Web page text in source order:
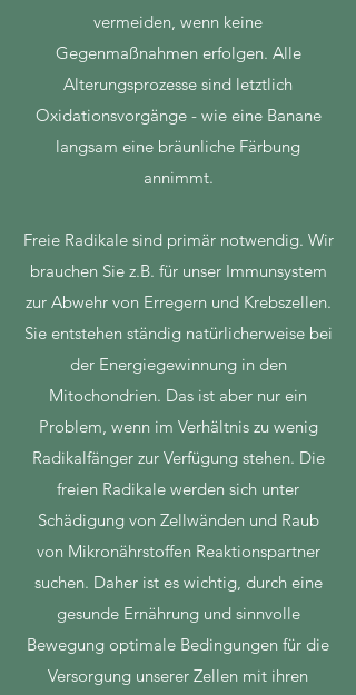
vermeiden, wenn keine
Gegenmaßnahmen erfolgen. Alle
Alterungsprozesse sind letztlich
Oxidationsvorgänge - wie eine Banane
langsam eine bräunliche Färbung
annimmt.
Freie Radikale sind primär notwendig. Wir
brauchen Sie z.B. für unser Immunsystem
zur Abwehr von Erregern und Krebszellen.
Sie entstehen ständig natürlicherweise bei
der Energiegewinnung in den
Mitochondrien. Das ist aber nur ein
Problem, wenn im Verhältnis zu wenig
Radikalfänger zur Verfügung stehen. Die
freien Radikale werden sich unter
Schädigung von Zellwänden und Raub
von Mikronährstoffen Reaktionspartner
suchen. Daher ist es wichtig, durch eine
gesunde Ernährung und sinnvolle
Bewegung optimale Bedingungen für die
Versorgung unserer Zellen mit ihren